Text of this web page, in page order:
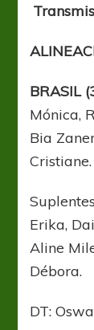
BRASIL
Mónica,
Bia
Cristiane.
Erika,
Aline
Débora.
DT: